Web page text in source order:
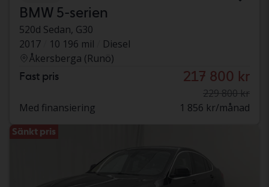
BMW 5-serien
520d Sedan, G30
2017
10 196 mil
Diesel
Åkersberga (Runö)
Fast pris 217 800 kr
229 800 kr
Med finansiering
1 856 kr/månad
Sänkt pris